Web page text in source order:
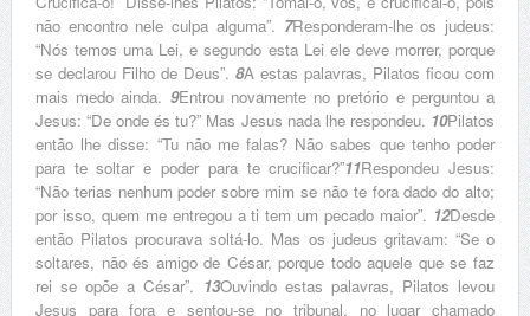
não encontro nele culpa alguma”. 7Responderam-lhe os judeus:
“Nós temos uma Lei, e segundo esta Lei ele deve morrer, porque
se declarou Filho de Deus”. 8A estas palavras, Pilatos ficou com
mais medo ainda. 9Entrou novamente no pretório e perguntou a
Jesus: “De onde és tu?” Mas Jesus nada lhe respondeu. 10Pilatos
então lhe disse: “Tu não me falas? Não sabes que tenho poder
para te soltar e poder para te crucificar?”11Respondeu Jesus:
“Não terias nenhum poder sobre mim se não te fora dado do alto;
por isso, quem me entregou a ti tem um pecado maior”. 12Desde
então Pilatos procurava soltá-lo. Mas os judeus gritavam: “Se o
soltares, não és amigo de César, porque todo aquele que se faz
rei se opõe a César”. 13Ouvindo estas palavras, Pilatos levou
Jesus para fora e sentou-se no tribunal, no lugar chamado